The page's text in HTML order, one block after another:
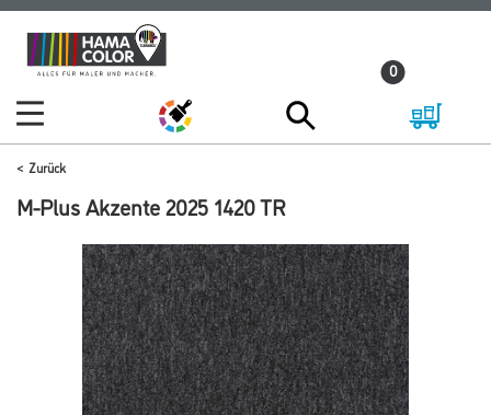
Zum
Inhalt
Zum
Navigationsmenü
0
Zurück
M-Plus Akzente 2025 1420 TR